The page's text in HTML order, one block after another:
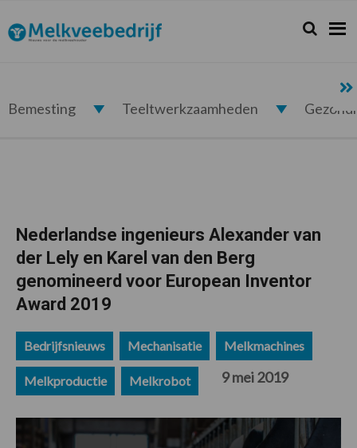
de
hoofdnavigatie
de
hoofd
de
eerste
de
voettekst
Melkveebedrijf.nl Zoeken...
Zoek
Bemesting Teeltwerkzaamheden
Nederlandse ingenieurs Alexander van
der Lely en Karel van den Berg
genomineerd voor European Inventor
Award 2019
Bedrijfsnieuws Mechanisatie Melkmachines
Melkproductie Melkrobot 9 mei 2019